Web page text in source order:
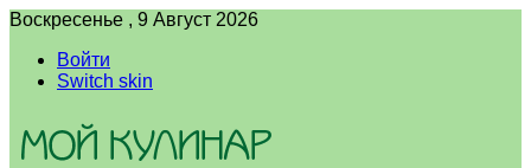
Воскресенье , 9 Август 2026
Войти
Switch skin